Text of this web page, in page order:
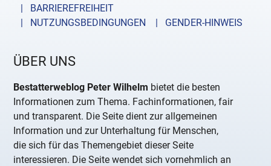
| BARRIEREFREIHEIT
| NUTZUNGSBEDINGUNGEN
| GENDER-HINWEIS
ÜBER UNS
Bestatterweblog Peter Wilhelm bietet die besten
Informationen zum Thema. Fachinformationen, fair
und transparent. Die Seite dient zur allgemeinen
Information und zur Unterhaltung für Menschen,
die sich für das Themengebiet dieser Seite
interessieren. Die Seite wendet sich vornehmlich an